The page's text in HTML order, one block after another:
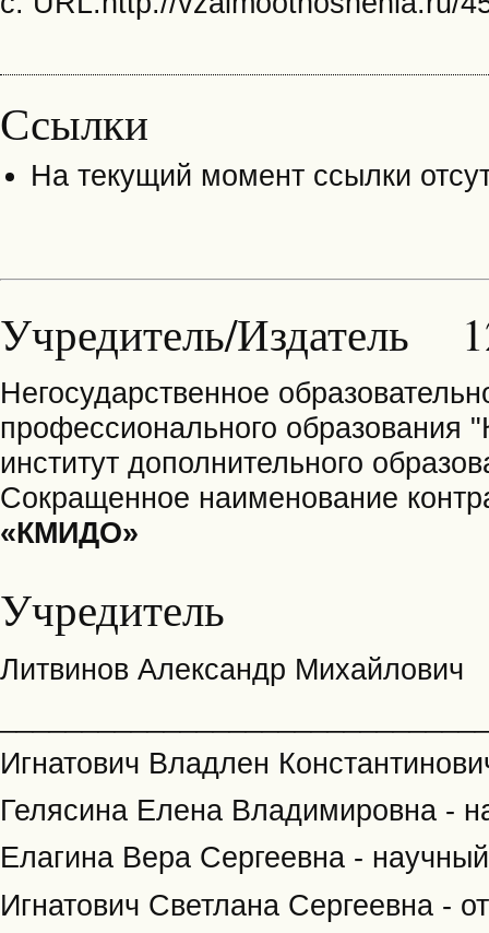
Ссылки
На текущий момент ссылки
Учредитель/Издатель
Негосударственное
профессионального образования
институт дополнительного
Сокращенное наименование
«КМИДО»
Учредитель
Литвинов Александр Михайлович
Игнатович Владлен
Гелясина Елена Владимировна -
Елагина Вера Сергеевна -
Игнатович Светлана Сергеевна -